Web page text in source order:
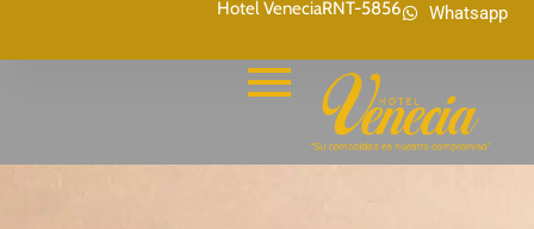
Whatsapp
RNT-5856
Hotel Venecia